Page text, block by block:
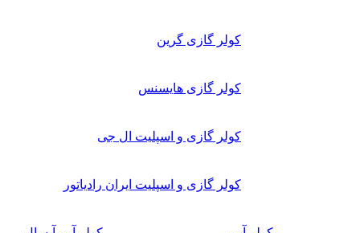
کولر گازی گرین
کولر گازی هایسنس
کولر گازی و اسپلیت ال جی
کولر گازی و اسپلیت ایران رادیاتور